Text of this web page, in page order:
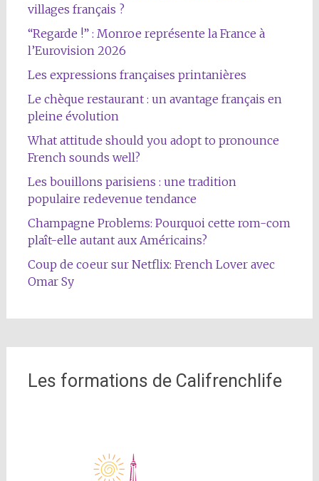
villages français ?
“Regarde !” : Monroe représente la France à
l’Eurovision 2026
Les expressions françaises printanières
Le chèque restaurant : un avantage français en
pleine évolution
What attitude should you adopt to pronounce
French sounds well?
Les bouillons parisiens : une tradition
populaire redevenue tendance
Champagne Problems: Pourquoi cette rom-com
plaît-elle autant aux Américains?
Coup de coeur sur Netflix: French Lover avec
Omar Sy
Les formations de Califrenchlife